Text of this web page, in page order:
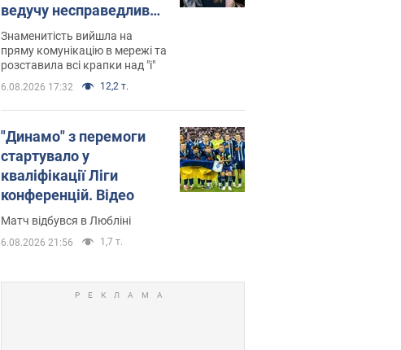
ведучу несправедливо
захейтили
Знаменитість вийшла на
пряму комунікацію в мережі та
розставила всі крапки над "і"
6.08.2026 17:32 12,2 т.
"Динамо" з перемоги
стартувало у
кваліфікації Ліги
конференцій. Відео
Матч відбувся в Любліні
6.08.2026 21:56 1,7 т.